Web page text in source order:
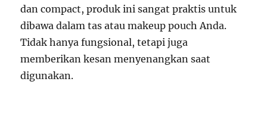
dan compact, produk ini sangat praktis untuk
dibawa dalam tas atau makeup pouch Anda.
Tidak hanya fungsional, tetapi juga
memberikan kesan menyenangkan saat
digunakan.